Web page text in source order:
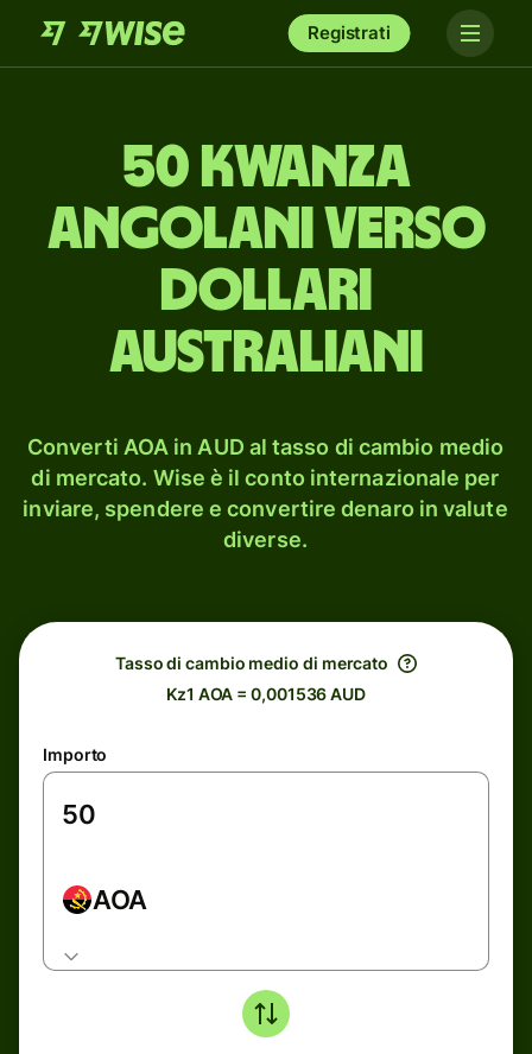
Registrati
50 kwanza
angolani verso
dollari
australiani
Converti AOA in AUD al tasso di cambio medio
di mercato. Wise è il conto internazionale per
inviare, spendere e convertire denaro in valute
diverse.
Tasso di cambio medio di mercato
Kz1 AOA = 0,001536 AUD
Importo
AOA